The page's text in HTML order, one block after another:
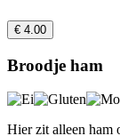
€ 4.00
Broodje ham
Hier zit alleen ham